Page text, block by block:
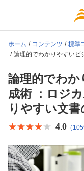
ホーム コンテンツ
論理的でわ
成術 ：ロジ
りやすい文書
★★★★★
★★★★★ 4.0 （